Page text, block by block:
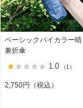
ベーシックバイカラー晴
兼折傘
1.0 （1）
2,750円（税込）